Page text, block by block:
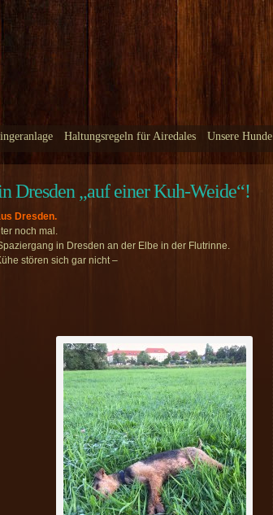
Haltungsregeln für Airedales Unsere Hunde
Dresden „auf einer Kuh-Weide“!
Dresden.
noch mal.
in Dresden an der Elbe in der Flutrinne.
stören sich gar nicht –